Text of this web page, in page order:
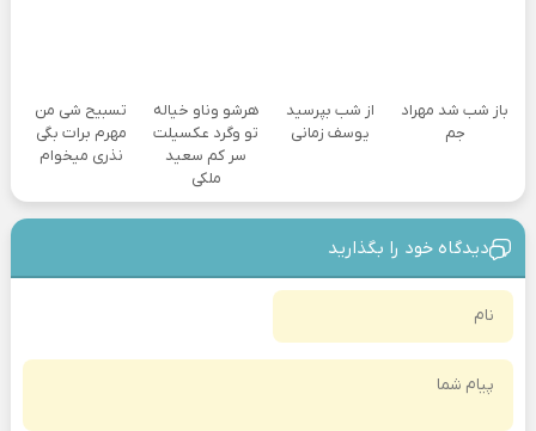
باز شب شد مهراد
جم
از شب بپرسید
یوسف زمانی
هرشو وناو خیاله
تو وگرد عکسیلت
سر کم سعید
ملکی
تسبیح شی من
مهرم برات بگی
نذری میخوام
دیدگاه خود را بگذارید